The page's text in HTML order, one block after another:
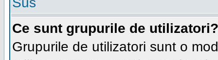
Ce sunt grupurile de utilizatori?
Grupurile de utilizatori sunt o